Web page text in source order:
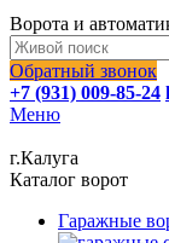
Ворота и
Обратный звонок
+7 (931) 009-85-24
Меню
г.Калуга
Каталог ворот
Гаражные